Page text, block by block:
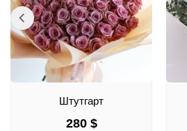
Штутгарт
280 $